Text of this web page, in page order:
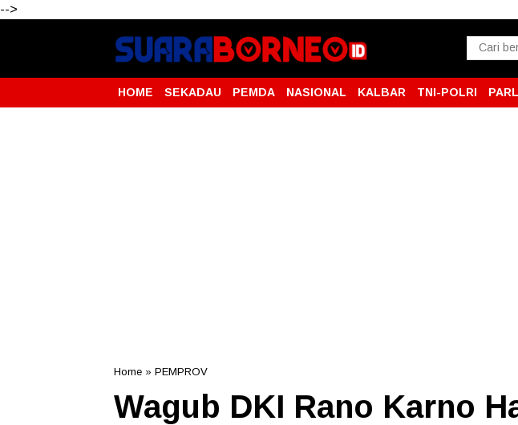
-->
HOME SEKADAU PEMDA NASIONAL KALBAR TNI-POLRI
Home » PEMPROV
Wagub DKI Rano Karno